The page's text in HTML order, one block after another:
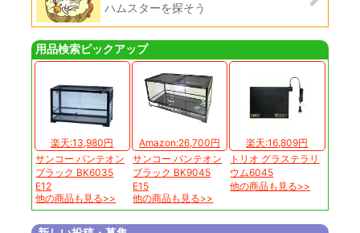
ハムスターを探そう
用品検索ピックアップ
楽天:13,980円
サンコー パンテオン
ブラック BK6035
E12
他の商品も見る>>
Amazon:26,700円
サンコー パンテオン
ブラック BK9045
E15
他の商品も見る>>
楽天:16,809円
トリオ グラステラリ
ウム6045
他の商品も見る>>